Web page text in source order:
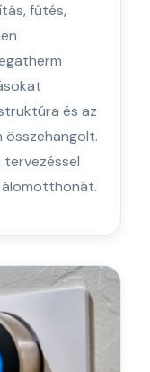
fűtés,
és az
összehangolt.
álomotthonát.